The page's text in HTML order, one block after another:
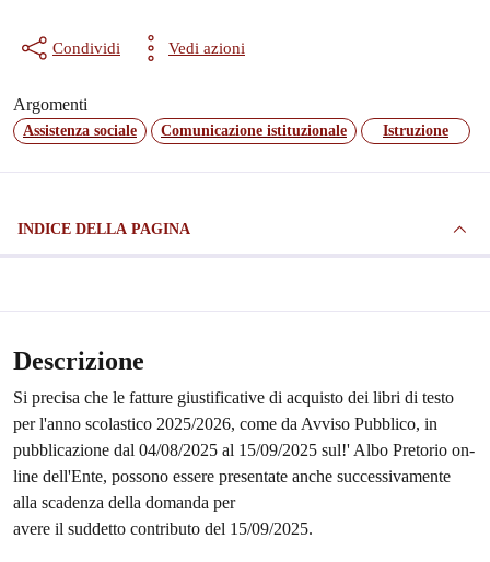
Condividi Vedi azioni
Argomenti
Assistenza sociale Comunicazione istituzionale Istruzione
INDICE DELLA PAGINA
Descrizione
Si precisa che le fatture giustificative di acquisto dei libri di testo
per l'anno scolastico 2025/2026, come da Avviso Pubblico, in
pubblicazione dal 04/08/2025 al 15/09/2025 sul!' Albo Pretorio on-
line dell'Ente, possono essere presentate anche successivamente
alla scadenza della domanda per
avere il suddetto contributo del 15/09/2025.